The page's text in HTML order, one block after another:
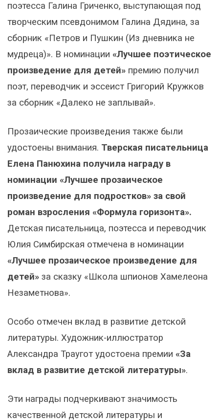
поэтесса Галина Гриченко, выступающая под
творческим псевдонимом Галина Дядина, за
сборник «Петров и Пушкин (Из дневника не
мудреца)». В номинации «Лучшее поэтическое
произведение для детей» премию получил
поэт, переводчик и эссеист Григорий Кружков
за сборник «Далеко не заплывай».
Прозаические произведения также были
удостоены внимания. Тверская писательница
Елена Панюхина получила награду в
номинации «Лучшее прозаическое
произведение для подростков» за свой
роман взросления «Формула горизонта».
Детская писательница, поэтесса и переводчик
Юлия Симбирская отмечена в номинации
«Лучшее прозаическое произведение для
детей» за сказку «Школа шпионов Хамелеона
Незаметнова».
Особо отмечен вклад в развитие детской
литературы. Художник-иллюстратор
Александра Траугот удостоена премии «За
вклад в развитие детской литературы».
Эти награды подчеркивают значимость
качественной детской литературы и